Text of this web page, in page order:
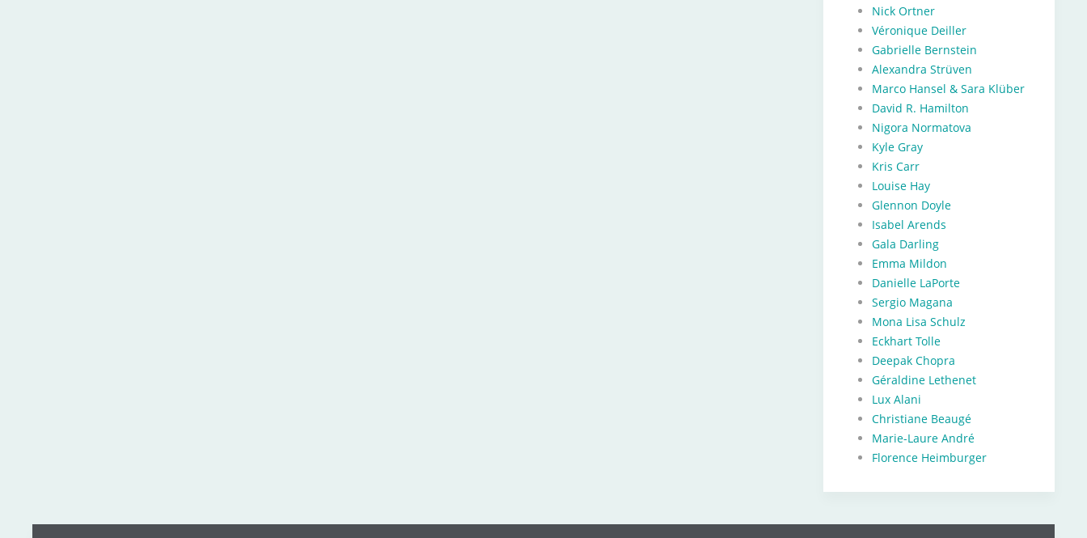
Nick Ortner
Véronique Deiller
Gabrielle Bernstein
Alexandra Strüven
Marco Hansel & Sara Klüber
David R. Hamilton
Nigora Normatova
Kyle Gray
Kris Carr
Louise Hay
Glennon Doyle
Isabel Arends
Gala Darling
Emma Mildon
Danielle LaPorte
Sergio Magana
Mona Lisa Schulz
Eckhart Tolle
Deepak Chopra
Géraldine Lethenet
Lux Alani
Christiane Beaugé
Marie-Laure André
Florence Heimburger